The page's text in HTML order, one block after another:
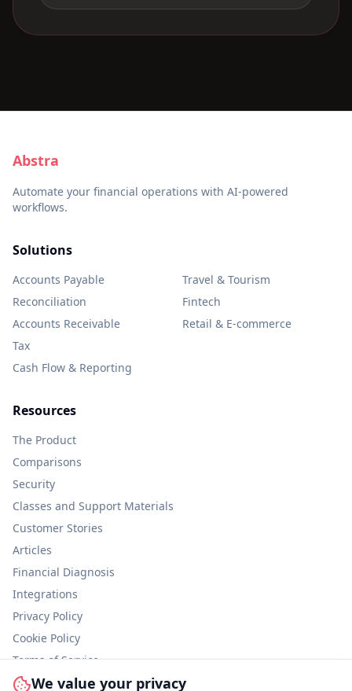
We value your privacy
Abstra
Automate your financial operations with AI-powered
workflows.
Solutions
Accounts Payable
Reconciliation
Accounts Receivable
Tax
Cash Flow & Reporting
Travel & Tourism
Fintech
Retail & E-commerce
Resources
The Product
Comparisons
Security
Classes and Support Materials
Customer Stories
Articles
Financial Diagnosis
Integrations
Privacy Policy
Cookie Policy
Terms of Service
Information Security